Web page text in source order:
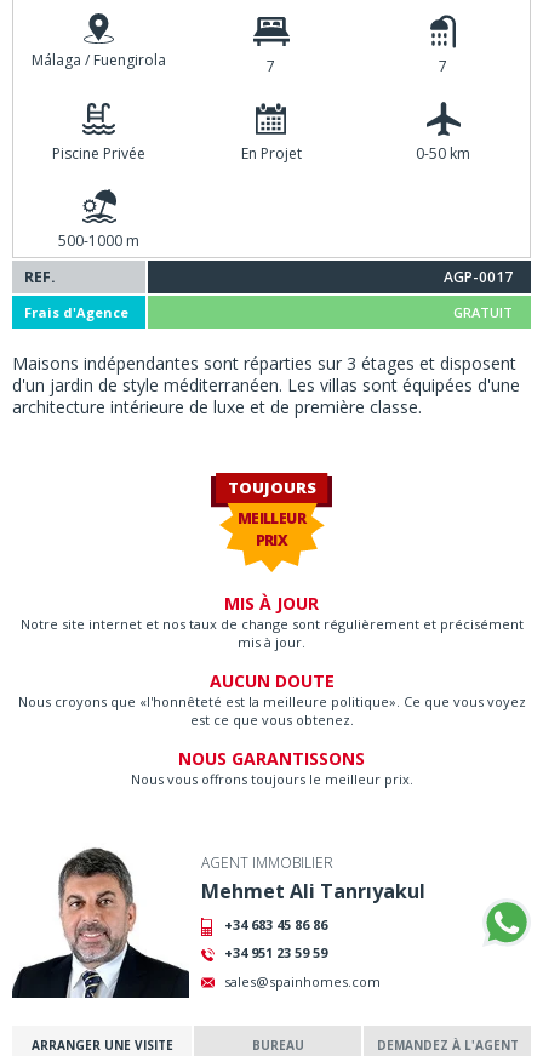
Málaga / Fuengirola 7 7
Piscine Privée En Projet 0-50 km
500-1000 m
REF.
AGP-0017
Frais d'Agence GRATUIT
Maisons indépendantes sont réparties sur 3 étages et disposent
d'un jardin de style méditerranéen. Les villas sont équipées d'une
architecture intérieure de luxe et de première classe.
TOUJOURS
MEILLEUR
PRIX
MIS À JOUR
Notre site internet et nos taux de change sont régulièrement et précisément
mis à jour.
AUCUN DOUTE
Nous croyons que «l'honnêteté est la meilleure politique». Ce que vous voyez
est ce que vous obtenez.
NOUS GARANTISSONS
Nous vous offrons toujours le meilleur prix.
AGENT IMMOBILIER
Mehmet Ali Tanrıyakul
+34 683 45 86 86
+34 951 23 59 59
sales@spainhomes.com
ARRANGER UNE VISITE BUREAU DEMANDEZ À L'AGENT